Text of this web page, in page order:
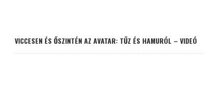
VICCESEN ÉS ŐSZINTÉN AZ AVATAR: TŰZ ÉS HAMURÓL – VIDEÓ